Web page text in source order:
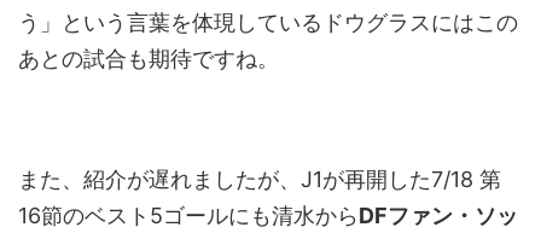
う」という言葉を体現しているドウグラスにはこの
あとの試合も期待ですね。
また、紹介が遅れましたが、J1が再開した7/18 第
16節のベスト5ゴールにも清水からDFファン・ソッ